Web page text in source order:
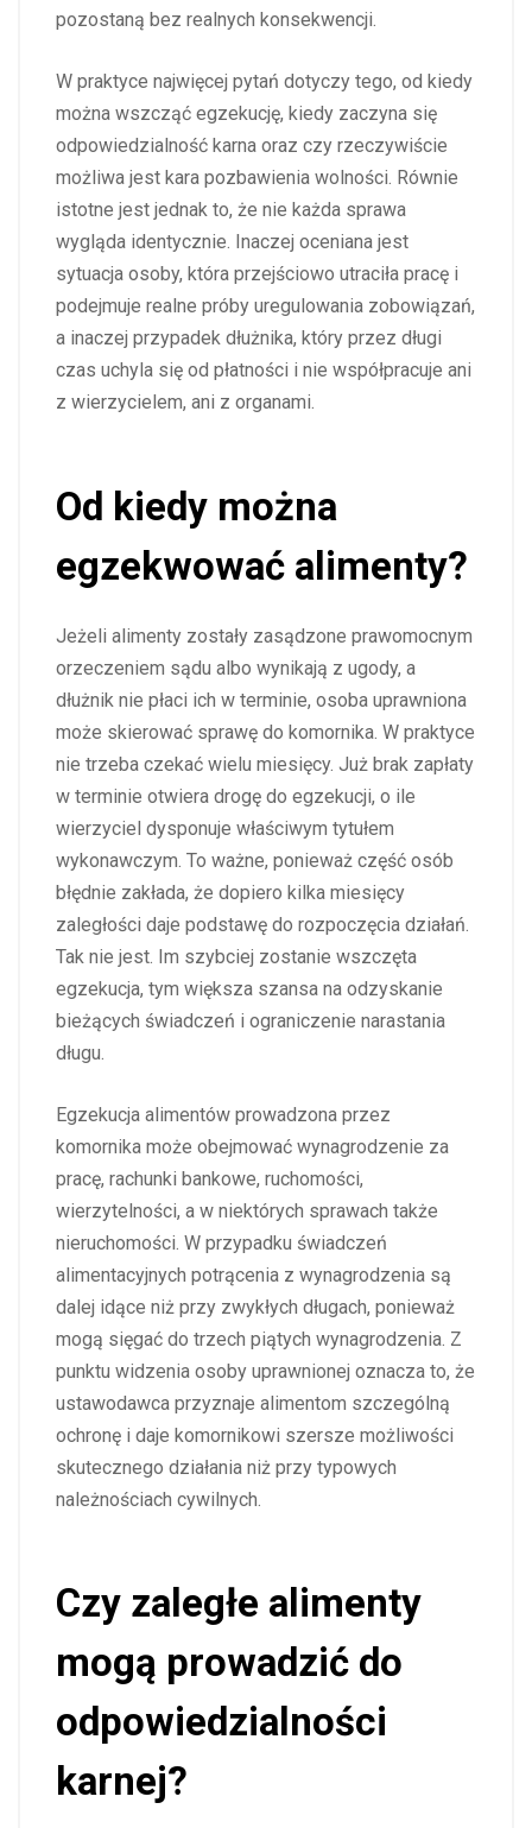
pozostaną bez realnych konsekwencji.
W praktyce najwięcej pytań dotyczy tego, od kiedy
można wszcząć egzekucję, kiedy zaczyna się
odpowiedzialność karna oraz czy rzeczywiście
możliwa jest kara pozbawienia wolności. Równie
istotne jest jednak to, że nie każda sprawa
wygląda identycznie. Inaczej oceniana jest
sytuacja osoby, która przejściowo utraciła pracę i
podejmuje realne próby uregulowania zobowiązań,
a inaczej przypadek dłużnika, który przez długi
czas uchyla się od płatności i nie współpracuje ani
z wierzycielem, ani z organami.
Od kiedy można
egzekwować alimenty?
Jeżeli alimenty zostały zasądzone prawomocnym
orzeczeniem sądu albo wynikają z ugody, a
dłużnik nie płaci ich w terminie, osoba uprawniona
może skierować sprawę do komornika. W praktyce
nie trzeba czekać wielu miesięcy. Już brak zapłaty
w terminie otwiera drogę do egzekucji, o ile
wierzyciel dysponuje właściwym tytułem
wykonawczym. To ważne, ponieważ część osób
błędnie zakłada, że dopiero kilka miesięcy
zaległości daje podstawę do rozpoczęcia działań.
Tak nie jest. Im szybciej zostanie wszczęta
egzekucja, tym większa szansa na odzyskanie
bieżących świadczeń i ograniczenie narastania
długu.
Egzekucja alimentów prowadzona przez
komornika może obejmować wynagrodzenie za
pracę, rachunki bankowe, ruchomości,
wierzytelności, a w niektórych sprawach także
nieruchomości. W przypadku świadczeń
alimentacyjnych potrącenia z wynagrodzenia są
dalej idące niż przy zwykłych długach, ponieważ
mogą sięgać do trzech piątych wynagrodzenia. Z
punktu widzenia osoby uprawnionej oznacza to, że
ustawodawca przyznaje alimentom szczególną
ochronę i daje komornikowi szersze możliwości
skutecznego działania niż przy typowych
należnościach cywilnych.
Czy zaległe alimenty
mogą prowadzić do
odpowiedzialności
karnej?